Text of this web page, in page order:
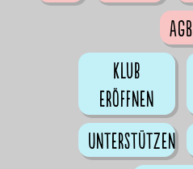
AGB
Klub
eröffnen
Unterstützen